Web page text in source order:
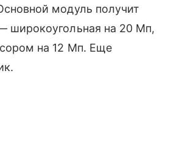
модуль получит
широкоугольная на 20 Мп,
на 12 Мп. Еще